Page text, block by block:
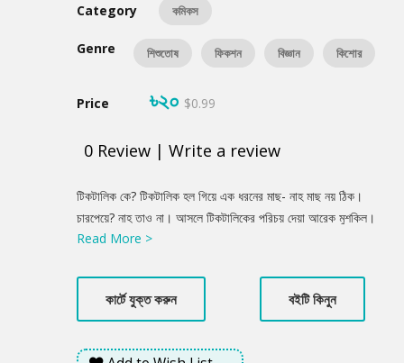
Category কমিকস
Genre শিশুতোষ ফিকশন বিজ্ঞান কিশোর
Price ৳২০ $0.99
0 Review | Write a review
Product
Summery
টিকটালিক কে? টিকটালিক হল গিয়ে এক ধরনের মাছ- নাহ মাছ নয় ঠিক।
চারপেয়ে? নাহ তাও না। আসলে টিকটালিকের পরিচয় দেয়া আরেক মুশকিল।
আমাদের পৃথিবীতে চরে বেডাত সে প্রায় সাড়ে সাই-ত্রিশ কোটি বছর আগে!!!
পরিচয়টা দেয়া যাক এইবেলা। মাছই বলা যেত তাকে, পানিতে সাঁতার কেটে কেটে
জীবন কাটিয়ে দিতেই পারত সে অন্য হাজার জাতের মাছের ভীড়ে। কিন্তু
টিকটালিকের মনে যে হাজার প্রশ্ন- পানির ওপারে ডাঙায় কী আছে? সেই
কৌতুহল মেটাতেই প্রথম ডাঙায় উঠে এল সে পানির ওপরের দুনিয়াটা কেমন তা
Read More >
কার্টে যুক্ত করুন বইটি কিনুন